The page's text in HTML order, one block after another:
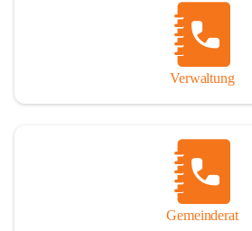
Verwaltung
Gemeinderat